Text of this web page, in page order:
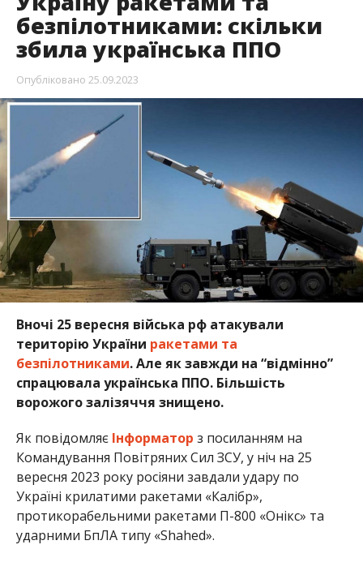
безпілотниками: скільки
збила українська ППО
Опубліковано 25.09.2023
Вночі 25 вересня війська рф атакували
територію України ракетами та
безпілотниками. Але як завжди на “відмінно”
спрацювала українська ППО. Більшість
ворожого залізяччя знищено.
Як повідомляє Інформатор з посиланням на
Командування Повітряних Сил ЗСУ, у ніч на 25
вересня 2023 року росіяни завдали удару по
Україні крилатими ракетами «Калібр»,
протикорабельними ракетами П-800 «Онікс» та
ударними БпЛА типу «Shahed».